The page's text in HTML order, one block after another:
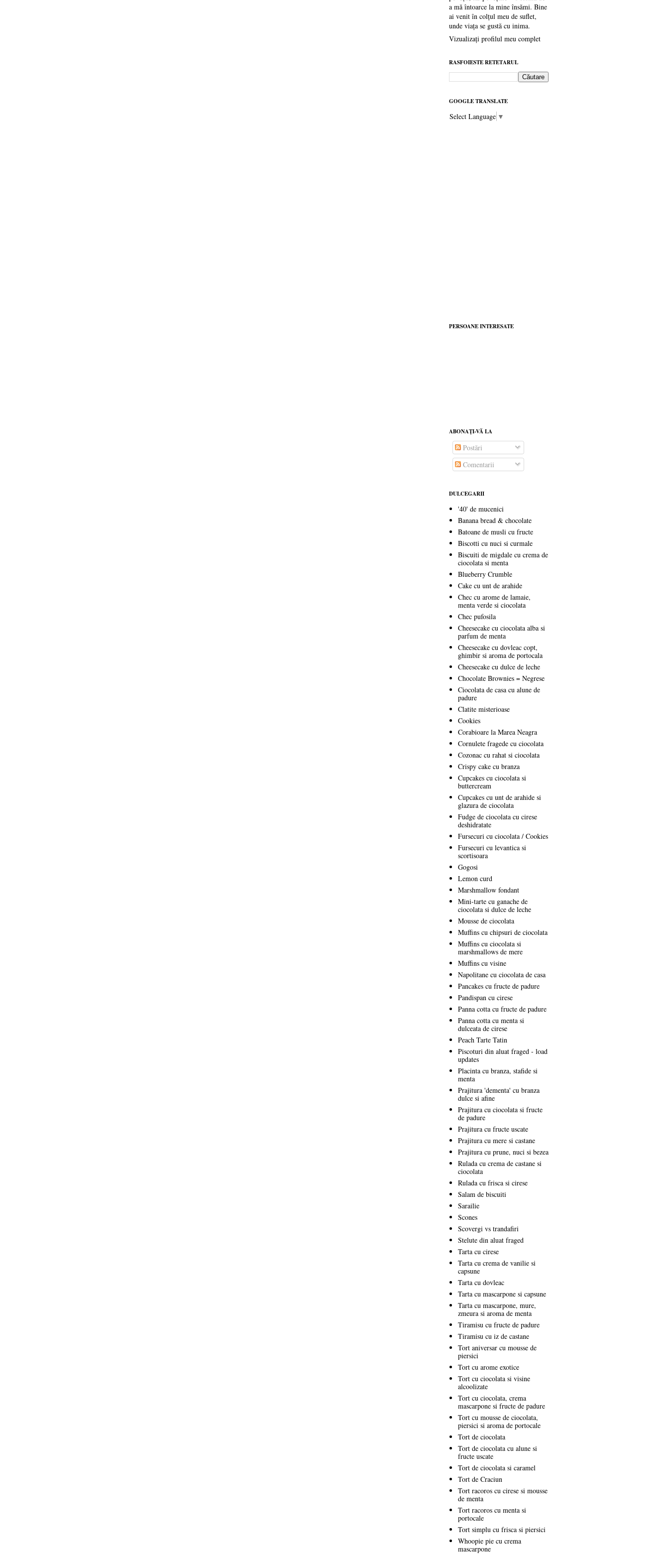
a mă întoarce la mine însămi. Bine
ai venit în colțul meu de suflet,
unde viața se gustă cu inima.
Vizualizați profilul meu complet
RASFOIESTE RETETARUL
GOOGLE TRANSLATE
Select Language ▼
PERSOANE INTERESATE
ABONAŢI-VĂ LA
Postări
Comentarii
DULCEGARII
'40' de mucenici
Banana bread & chocolate
Batoane de musli cu fructe
Biscotti cu nuci si curmale
Biscuiti de migdale cu crema de
ciocolata si menta
Blueberry Crumble
Cake cu unt de arahide
Chec cu arome de lamaie,
menta verde si ciocolata
Chec pufosila
Cheesecake cu ciocolata alba si
parfum de menta
Cheesecake cu dovleac copt,
ghimbir si aroma de portocala
Cheesecake cu dulce de leche
Chocolate Brownies = Negrese
Ciocolata de casa cu alune de
padure
Clatite misterioase
Cookies
Corabioare la Marea Neagra
Cornulete fragede cu ciocolata
Cozonac cu rahat si ciocolata
Crispy cake cu branza
Cupcakes cu ciocolata si
buttercream
Cupcakes cu unt de arahide si
glazura de ciocolata
Fudge de ciocolata cu cirese
deshidratate
Fursecuri cu ciocolata / Cookies
Fursecuri cu levantica si
scortisoara
Gogosi
Lemon curd
Marshmallow fondant
Mini-tarte cu ganache de
ciocolata si dulce de leche
Mousse de ciocolata
Muffins cu chipsuri de ciocolata
Muffins cu ciocolata si
marshmallows de mere
Muffins cu visine
Napolitane cu ciocolata de casa
Pancakes cu fructe de padure
Pandispan cu cirese
Panna cotta cu fructe de padure
Panna cotta cu menta si
dulceata de cirese
Peach Tarte Tatin
Piscoturi din aluat fraged - load
updates
Placinta cu branza, stafide si
menta
Prajitura 'dementa' cu branza
dulce si afine
Prajitura cu ciocolata si fructe
de padure
Prajitura cu fructe uscate
Prajitura cu mere si castane
Prajitura cu prune, nuci si bezea
Rulada cu crema de castane si
ciocolata
Rulada cu frisca si cirese
Salam de biscuiti
Sarailie
Scones
Scovergi vs trandafiri
Stelute din aluat fraged
Tarta cu cirese
Tarta cu crema de vanilie si
capsune
Tarta cu dovleac
Tarta cu mascarpone si capsune
Tarta cu mascarpone, mure,
zmeura si aroma de menta
Tiramisu cu fructe de padure
Tiramisu cu iz de castane
Tort aniversar cu mousse de
piersici
Tort cu arome exotice
Tort cu ciocolata si visine
alcoolizate
Tort cu ciocolata, crema
mascarpone si fructe de padure
Tort cu mousse de ciocolata,
piersici si aroma de portocale
Tort de ciocolata
Tort de ciocolata cu alune si
fructe uscate
Tort de ciocolata si caramel
Tort de Craciun
Tort racoros cu cirese si mousse
de menta
Tort racoros cu menta si
portocale
Tort simplu cu frisca si piersici
Whoopie pie cu crema
mascarpone